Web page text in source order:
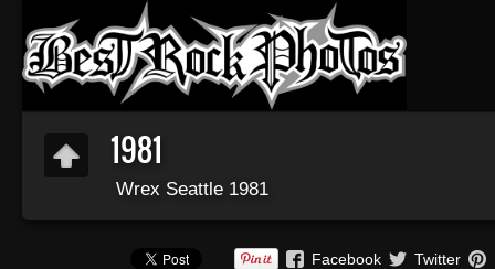
1981
Wrex Seattle 1981
Facebook Twitter